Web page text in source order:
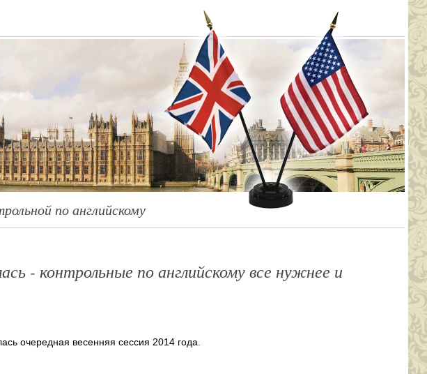
по английскому
- контрольные по английскому все нужнее и
очередная весенняя сессия 2014 года.